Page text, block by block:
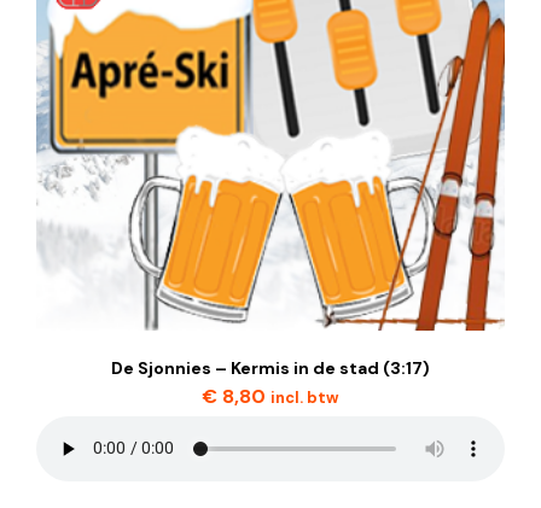
De Sjonnies – Kermis in de stad (3:17)
€ 8,80 incl. btw